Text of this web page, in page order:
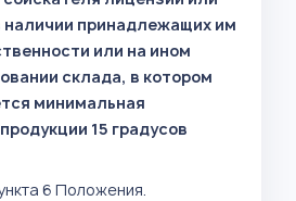
наличии принадлежащих им
или на ином
склада, в котором
минимальная
15 градусов
6 Положения.